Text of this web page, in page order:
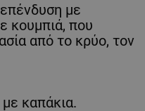
με
κουμπιά, που
από το κρύο, τον
καπάκια.